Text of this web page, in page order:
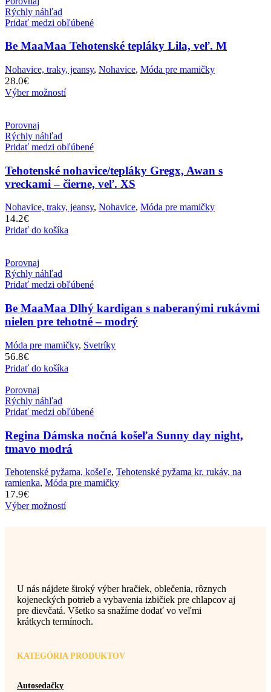
Rýchly náhľad
Pridať medzi obľúbené
Be MaaMaa Tehotenské tepláky Lila, veľ. M
Nohavice, traky, jeansy, Nohavice, Móda pre mamičky
28.0€
Výber možností
Porovnaj
Rýchly náhľad
Pridať medzi obľúbené
Tehotenské nohavice/tepláky Gregx, Awan s
vreckami – čierne, veľ. XS
Nohavice, traky, jeansy, Nohavice, Móda pre mamičky
14.2€
Pridať do košíka
Porovnaj
Rýchly náhľad
Pridať medzi obľúbené
Be MaaMaa Dlhý kardigan s naberanými rukávmi
nielen pre tehotné – modrý
Móda pre mamičky, Svetríky
56.8€
Pridať do košíka
Porovnaj
Rýchly náhľad
Pridať medzi obľúbené
Regina Dámska nočná košeľa Sunny day night,
tmavo modrá
Tehotenské pyžama, košeľe, Tehotenské pyžama kr. rukáv, na
ramienka, Móda pre mamičky
17.9€
Výber možností
U nás nájdete široký výber hračiek, oblečenia, rôznych
kojeneckých potrieb a vybavenia izbičiek pre chlapcov aj
pre dievčatá. Všetko sa snažíme dodať vo veľmi
krátkych termínoch.
KATEGÓRIA PRODUKTOV
Autosedačky